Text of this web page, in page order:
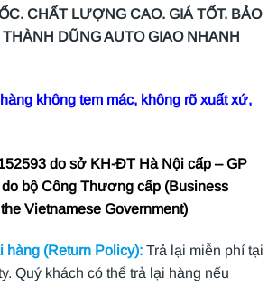
CHẤT LƯỢNG CAO. GIÁ TỐT. BẢO
DŨNG AUTO GIAO NHANH
không tem mác, không rõ xuất xứ,
do sở KH-ĐT Hà Nội cấp – GP
bộ Công Thương cấp (Business
Vietnamese Government)
hàng (Return Policy): Trả lại miễn phí tại
Quý khách có thể trả lại hàng nếu